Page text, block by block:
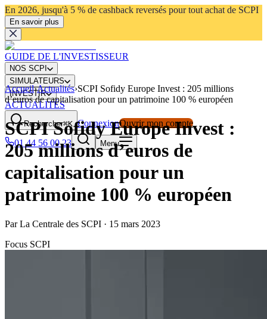
En 2026, jusqu'à 5 % de cashback reversés pour tout achat de SCPI
En savoir plus
GUIDE DE L'INVESTISSEUR
NOS SCPI
SIMULATEURS
INVESTIR
ACTUALITÉS
Rechercher⌘K ConnexionOuvrir mon compte
01 44 56 00 23
Menu
Accueil›Actualités›SCPI Sofidy Europe Invest : 205 millions
d’euros de capitalisation pour un patrimoine 100 % européen
SCPI Sofidy Europe Invest :
205 millions d’euros de
capitalisation pour un
patrimoine 100 % européen
Par La Centrale des SCPI · 15 mars 2023
Focus SCPI